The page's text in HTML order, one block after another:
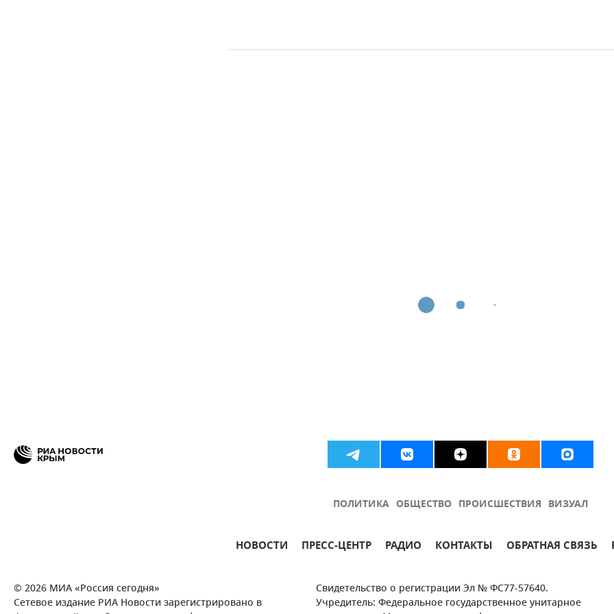
ПОЛИТИКА ОБЩЕСТВО ПРОИСШЕСТВИЯ ВИЗУАЛ
НОВОСТИ ПРЕСС-ЦЕНТР РАДИО КОНТАКТЫ ОБРАТНАЯ СВЯЗЬ
© 2026 МИА «Россия сегодня»
Сетевое издание РИА Новости зарегистрировано в
Свидетельство о регистрации Эл № ФС77-57640.
Учредитель: Федеральное государственное унитарное